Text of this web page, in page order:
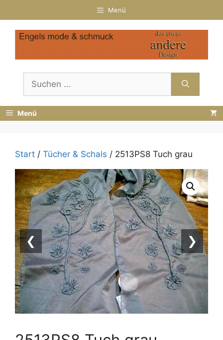
Inhalt
springen
Menü
nach:
Menü
Start / Tücher & Schals / 2513PS8 Tuch grau
❮ ❯